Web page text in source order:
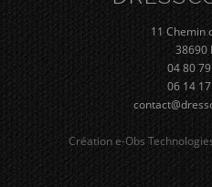
11 Chemin
38690
04 80
06 14
Création e-Obs